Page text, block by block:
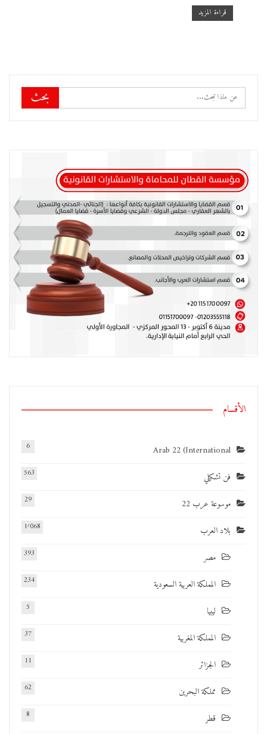
قراءة المزيد
الأقسام
Arab 22 (International
6
فن تشكيلي 563
موسوعة عرب 22 29
بلاد العرب 1٬068
مصر 393
المملكة العربية السعودية 234
ليبيا 5
المملكة المغربية 37
الجزائر 11
مملكة البحرين 62
قطر 8